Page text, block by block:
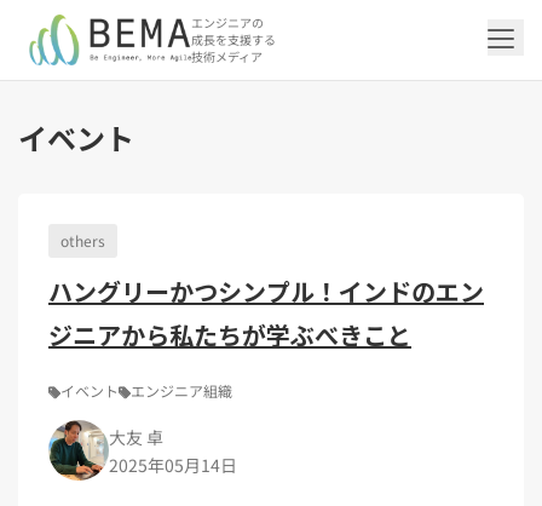
エンジニアの
成長を支援する
技術メディア
「アジャイル開発/スクラム」の記事一覧を
「アジャイル開発/スクラム」のタグ一覧
スクラムマスター（19）
アジャイル（15）
レトロスペクティブ（6）
「DevOps/クラウド」の記事一覧を見る
AWS（20）
CI/CD（9）
Terraform（6）
インフラストラクチャ（5）
Docker（4）
CodeCommit（2）
Ansible（2）
DevSecOps（1）
Platform Engineering（1）
「AI」の記事一覧を見る
生成AI（13）
AIエージェント（4）
NotebookLM（3）
Gemini（3）
「バックエンド」の記事一覧を見る
Oracle APEX（5）
Python（4）
API（2）
Ruby（2）
SQL（1）
アクセス制御（1）
「Flutter/モバイル」の記事一覧を見る
Flutter（38）
Dart（6）
Swift（2）
アプリ開発（1）
「Jamstack/フロントエンド」の記事一覧
「Jamstack/フロントエンド」のタグ一覧
Jamstack（10）
Astro（10）
SSG（9）
microCMS（7）
JavaScript（4）
Puppeteer（1）
React（1）
「others」の記事一覧を見る
エンジニア組織（48）
イベント（42）
アドベントカレンダー2024（25）
若手エンジニア（12）
トラブルシューティング（12）
キャリア（8）
内製化（7）
マネジメント（6）
イベント
others
ハングリーかつシンプル！インドのエン
ジニアから私たちが学ぶべきこと
イベント エンジニア組織
大友 卓
2025年05月14日